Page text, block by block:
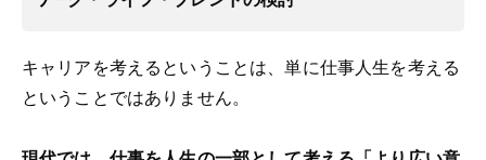
キャリアを考えるということは、単に仕事人生を考える
ということではありません。